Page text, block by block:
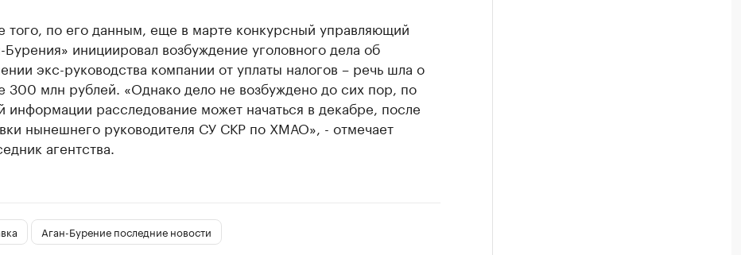
того, по его данным, еще в марте конкурсный управляющий
Бурения» инициировал возбуждение уголовного дела об
экс-руководства компании от уплаты налогов – речь шла о
300 млн рублей. «Однако дело не возбуждено до сих пор, по
информации расследование может начаться в декабре, после
нынешнего руководителя СУ СКР по ХМАО», - отмечает
агентства.
Аган-Бурение последние новости